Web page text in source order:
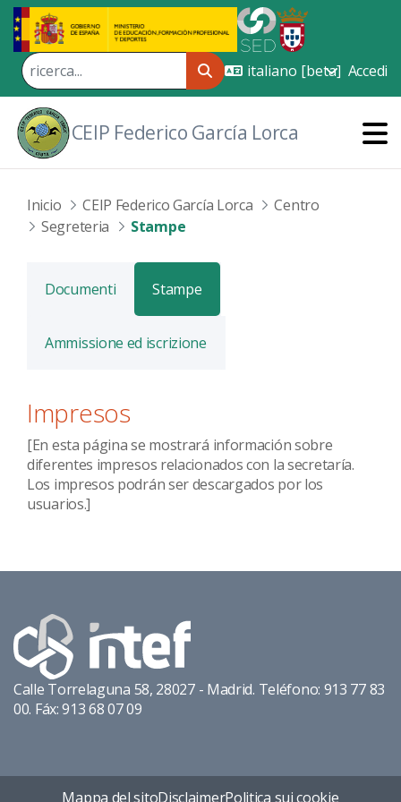
Skip to Main Content
Accedi
CEIP Federico García Lorca
Inicio CEIP Federico García Lorca
Centro
Segreteria
Stampe
Documenti Stampe
Ammissione ed iscrizione
Impresos
[En esta página se mostrará información sobre
diferentes impresos relacionados con la secretaría.
Los impresos podrán ser descargados por los
usuarios.]
Calle Torrelaguna 58, 28027 - Madrid. Teléfono: 913 77 83
00. Fáx: 913 68 07 09
Mappa del sitoDisclaimerPolitica sui cookie